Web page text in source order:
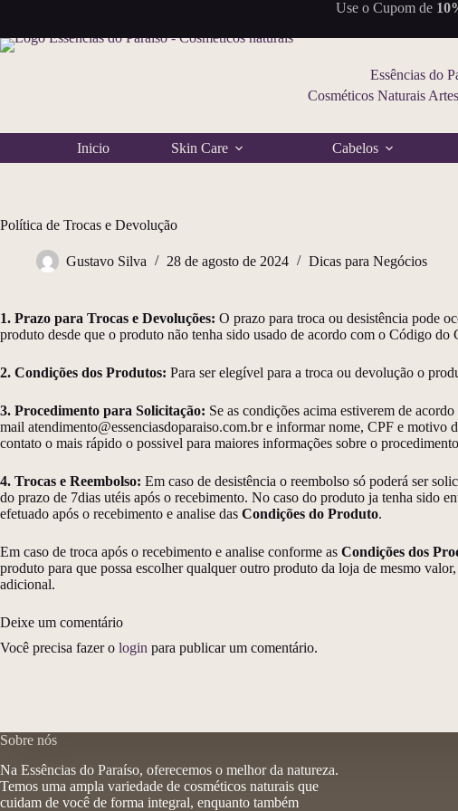
o
conteúdo
Use o Cupom de
Essências do
Cosméticos Naturais
Inicio Skin Care Cabelos
Política de Trocas e Devolução
Gustavo Silva 28 de agosto de 2024 Dicas para Negócios
1. Prazo para Trocas e Devoluções: O prazo para troca ou desistência pode
produto desde que o produto não tenha sido usado de acordo com o Código do
2. Condições dos Produtos: Para ser elegível para a troca ou devolução o
3. Procedimento para Solicitação: Se as condições acima estiverem de
mail atendimento@essenciasdoparaiso.com.br e informar nome, CPF e motivo
contato o mais rápido o possivel para maiores informações sobre o
4. Trocas e Reembolso: Em caso de desistência o reembolso só poderá ser
do prazo de 7dias utéis após o recebimento. No caso do produto ja tenha sido
efetuado após o recebimento e analise das Condições do Produto.
Em caso de troca após o recebimento e analise conforme as Condições dos
produto para que possa escolher qualquer outro produto da loja de mesmo
adicional.
Deixe um comentário
Você precisa fazer o login para publicar um comentário.
Sobre nós
Na Essências do Paraíso, oferecemos o melhor da natureza.
Temos uma ampla variedade de cosméticos naturais que
cuidam de você de forma integral, enquanto também